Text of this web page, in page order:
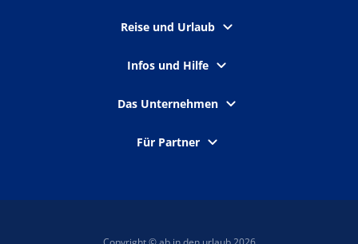
Reise und Urlaub
Infos und Hilfe
Das Unternehmen
Für Partner